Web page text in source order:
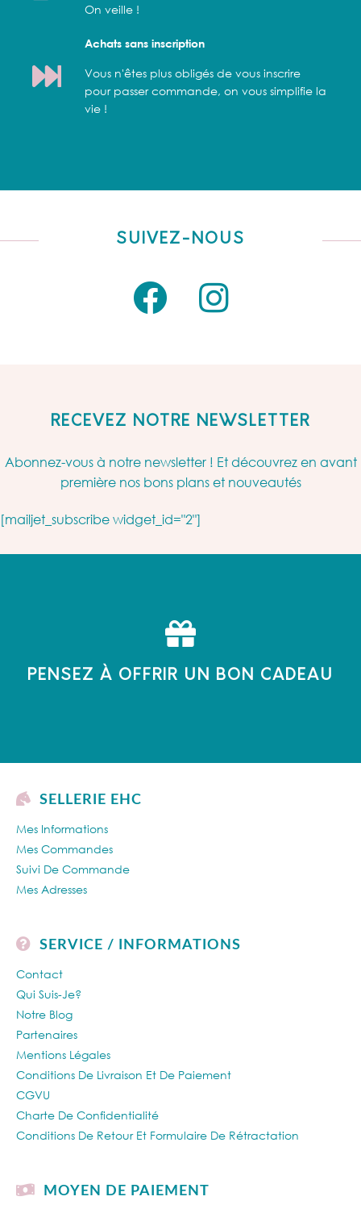
On veille !
Achats sans inscription
Vous n'êtes plus obligés de vous inscrire
pour passer commande, on vous simplifie la
vie !
SUIVEZ-NOUS
RECEVEZ NOTRE NEWSLETTER
Abonnez-vous à notre newsletter ! Et découvrez en avant
première nos bons plans et nouveautés
[mailjet_subscribe widget_id="2"]
PENSEZ À OFFRIR UN BON CADEAU
SELLERIE EHC
Mes Informations
Mes Commandes
Suivi De Commande
Mes Adresses
SERVICE / INFORMATIONS
Contact
Qui Suis-Je?
Notre Blog
Partenaires
Mentions Légales
Conditions De Livraison Et De Paiement
CGVU
Charte De Confidentialité
Conditions De Retour Et Formulaire De Rétractation
MOYEN DE PAIEMENT